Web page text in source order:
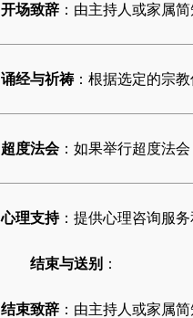
开场致辞 ：由主持人或家属
诵经与祈祷：根据选定的宗教
超度法会：如果举行超度法
心理支持：提供心理咨询服务
结束与送别 ：
结束致辞 ：由主持人或家属